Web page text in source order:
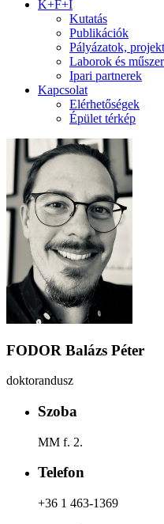
K+F+I
Kutatás
Publikációk
Pályázatok,
Laborok és
Ipari partnerek
Kapcsolat
Elérhetőségek
Épület térkép
FODOR Balázs Péter
doktorandusz
Szoba
MM f. 2.
Telefon
+36 1 463-1369